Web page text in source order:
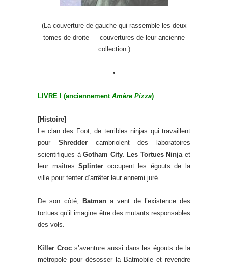
(La couverture de gauche qui rassemble les deux
tomes de droite — couvertures de leur ancienne
collection.)
•
LIVRE I (anciennement Amère Pizza)
[Histoire]
Le clan des Foot, de terribles ninjas qui travaillent
pour Shreddercambriolent des laboratoires
scientifiques àGotham City. Les Tortues Ninjaet
leur maîtresSplinter occupent les égouts de la
ville pour tenter d’arrêter leur ennemi juré.
De son côté, Batmana vent de l’existence des
tortues qu’il imagine être des mutants responsables
des vols.
Killer Crocs’aventure aussi dans les égouts de la
métropole pour désosser la Batmobile et revendre